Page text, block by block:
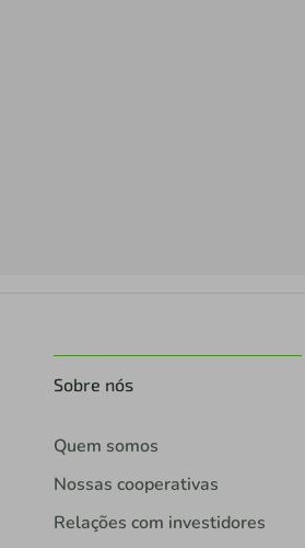
Sobre nós
Quem somos
Nossas cooperativas
Relações com investidores